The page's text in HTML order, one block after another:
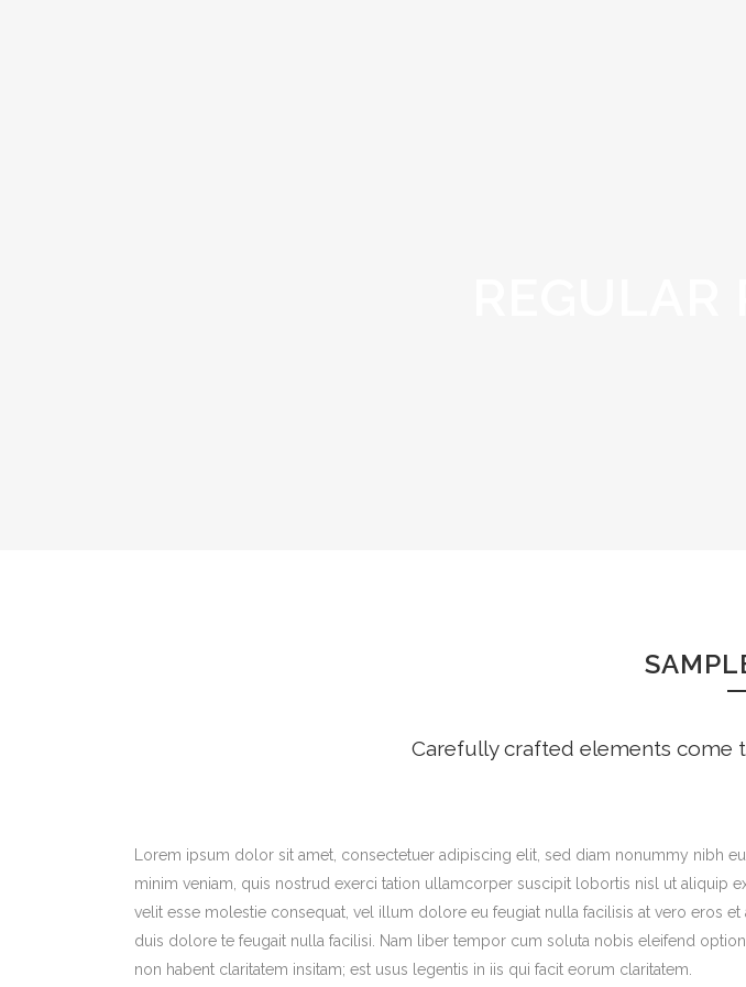
Carefully crafted elements come
Lorem ipsum dolor sit amet, consectetuer adipiscing elit, sed diam nonummy nibh
minim veniam, quis nostrud exerci tation ullamcorper suscipit lobortis nisl ut aliquip
velit esse molestie consequat, vel illum dolore eu feugiat nulla facilisis at vero eros
duis dolore te feugait nulla facilisi. Nam liber tempor cum soluta nobis eleifend
non habent claritatem insitam; est usus legentis in iis qui facit eorum claritatem.